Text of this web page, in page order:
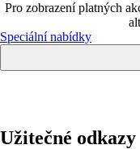
Pro zobrazení platných
Speciální nabídky
Užitečné odkazy